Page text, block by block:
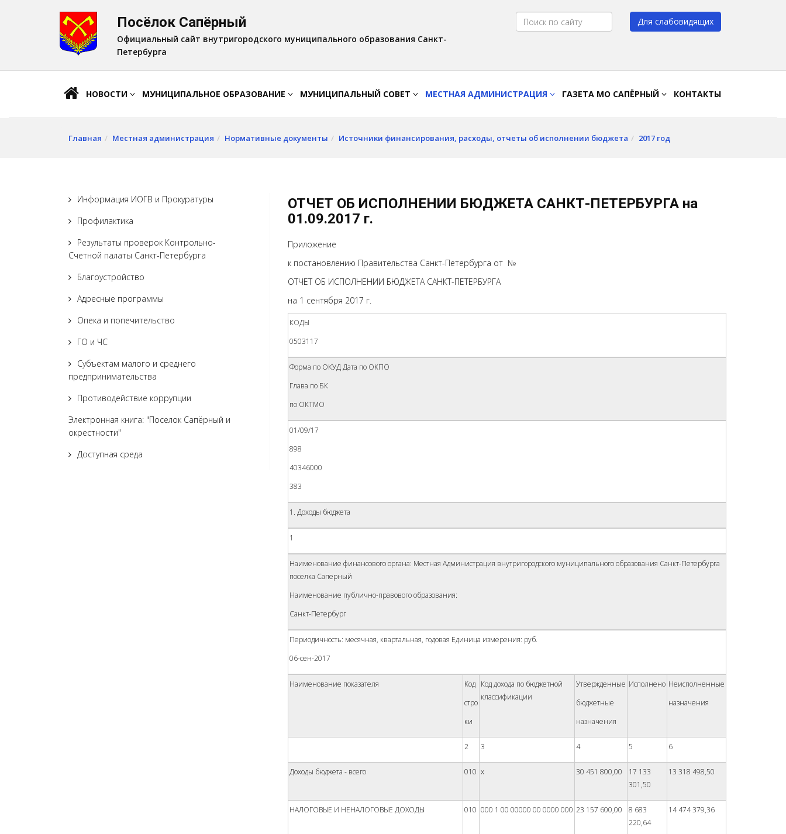
Шрифт:
A A Цвет:A A A A
Посёлок Сапёрный
Официальный сайт внутригородского муниципального образования Санкт-
Петербурга
Для слабовидящих
НОВОСТИ МУНИЦИПАЛЬНОЕ ОБРАЗОВАНИЕ МУНИЦИПАЛЬНЫЙ СОВЕТ МЕСТНАЯ АДМИНИСТРАЦИЯ ГАЗЕТА МО САПЁРНЫЙ КОНТАКТЫ
Главная Местная администрация Нормативные документы Источники финансирования, расходы, отчеты об исполнении бюджета 2017 год
Информация ИОГВ и Прокуратуры
Профилактика
Результаты проверок Контрольно-
Счетной палаты Санкт-Петербурга
Благоустройство
Адресные программы
Опека и попечительство
ГО и ЧС
Субъектам малого и среднего
предпринимательства
Противодействие коррупции
Электронная книга: "Поселок Сапёрный и
окрестности"
Доступная среда
ОТЧЕТ ОБ ИСПОЛНЕНИИ БЮДЖЕТА САНКТ-ПЕТЕРБУРГА на
01.09.2017 г.
Приложение
к постановлению Правительства Санкт-Петербурга от №
ОТЧЕТ ОБ ИСПОЛНЕНИИ БЮДЖЕТА САНКТ-ПЕТЕРБУРГА
на 1 сентября 2017 г.
КОДЫ
0503117
Форма по ОКУД Дата по ОКПО
Глава по БК
по ОКТМО
01/09/17
898
40346000
383
1. Доходы бюджета
1
Наименование финансового органа: Местная Администрация внутригородского муниципального образования Санкт-Петербурга
поселка Саперный
Наименование публично-правового образования:
Санкт-Петербург
Периодичность: месячная, квартальная, годовая Единица измерения: руб.
06-сен-2017
Наименование показателя
Код
стро­
ки
Код дохода по бюджетной
классификации
Утвержденные
бюджетные
назначения
Исполнено Неисполненные
назначения
2 3 4 5 6
Доходы бюджета - всего 010 x 30 451 800,00
17 133
301,50
13 318 498,50
НАЛОГОВЫЕ И НЕНАЛОГОВЫЕ ДОХОДЫ 010 000 1 00 00000 00 0000 000 23 157 600,00
8 683
220,64
14 474 379,36